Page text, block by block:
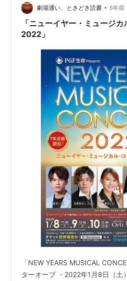
ルはフランツが変わっているので
ゃぴの喉の調子による火力の…
劇場通い、ときどき読書 • 5年前
「ニューイヤー・ミュージカ
2022」
「NEW YEARS MUSICAL
ターオーブ ・2022年1月8日（土